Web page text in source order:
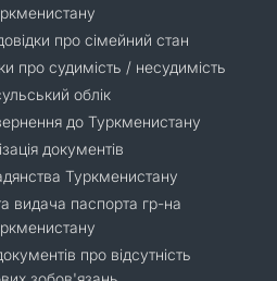
про сімейний стан
про судимість / несудимість
облік
до Туркменистану
документів
Туркменистану
видача паспорта гр-на
про відсутність